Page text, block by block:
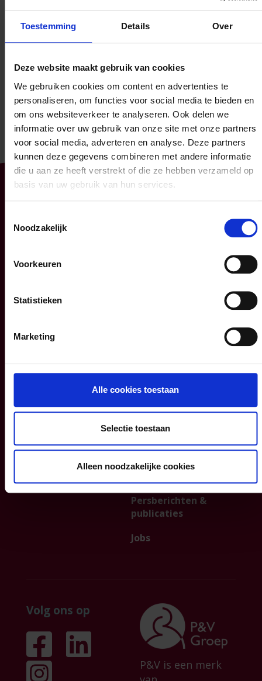
Toestemming Details Over
Deze website maakt gebruik van cookies
We gebruiken cookies om content en advertenties te
personaliseren, om functies voor social media te bieden en
om ons websiteverkeer te analyseren. Ook delen we
informatie over uw gebruik van onze site met onze partners
voor social media, adverteren en analyse. Deze partners
kunnen deze gegevens combineren met andere informatie
die u aan ze heeft verstrekt of die ze hebben verzameld op
basis van uw gebruik van hun services.
Noodzakelijk
Voorkeuren
Statistieken
Marketing
Alle cookies toestaan
Selectie toestaan
Alleen noodzakelijke cookies
elkaar te vergelijken kan worden bepaald welke opzet,
A of B, het gewenste doel - vaak de hoogste omzet -
GA NAAR DE VOLGENDE PAGINA
Particulier Professioneel
Info
Informatiefiches
voorwaarden
P&V
Contacteer ons
Over ons
sector
Persberichten &
publicaties
Jobs
Volg ons op
P&V is een merk